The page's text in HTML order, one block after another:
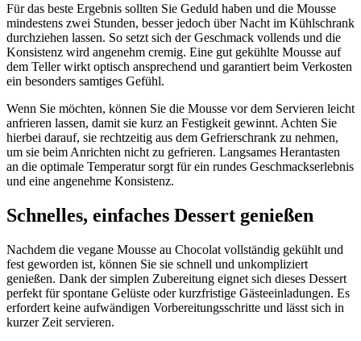
Für das beste Ergebnis sollten Sie Geduld haben und die Mousse
mindestens zwei Stunden, besser jedoch über Nacht im Kühlschrank
durchziehen lassen. So setzt sich der Geschmack vollends und die
Konsistenz wird angenehm cremig. Eine gut gekühlte Mousse auf
dem Teller wirkt optisch ansprechend und garantiert beim Verkosten
ein besonders samtiges Gefühl.
Wenn Sie möchten, können Sie die Mousse vor dem Servieren leicht
anfrieren lassen, damit sie kurz an Festigkeit gewinnt. Achten Sie
hierbei darauf, sie rechtzeitig aus dem Gefrierschrank zu nehmen,
um sie beim Anrichten nicht zu gefrieren. Langsames Herantasten
an die optimale Temperatur sorgt für ein rundes Geschmackserlebnis
und eine angenehme Konsistenz.
Schnelles, einfaches Dessert genießen
Nachdem die vegane Mousse au Chocolat vollständig gekühlt und
fest geworden ist, können Sie sie schnell und unkompliziert
genießen. Dank der simplen Zubereitung eignet sich dieses Dessert
perfekt für spontane Gelüste oder kurzfristige Gästeeinladungen. Es
erfordert keine aufwändigen Vorbereitungsschritte und lässt sich in
kurzer Zeit servieren.